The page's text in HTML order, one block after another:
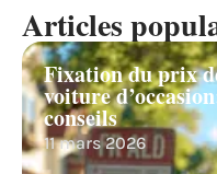
Articles
Fixation du prix
voiture
conseils
11 mars 2026